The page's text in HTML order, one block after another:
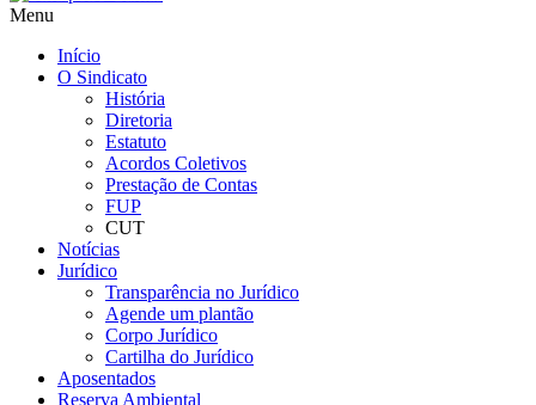
Menu
Início
O Sindicato
História
Diretoria
Estatuto
Acordos Coletivos
Prestação de Contas
FUP
CUT
Notícias
Jurídico
Transparência no Jurídico
Agende um plantão
Corpo Jurídico
Cartilha do Jurídico
Aposentados
Reserva Ambiental